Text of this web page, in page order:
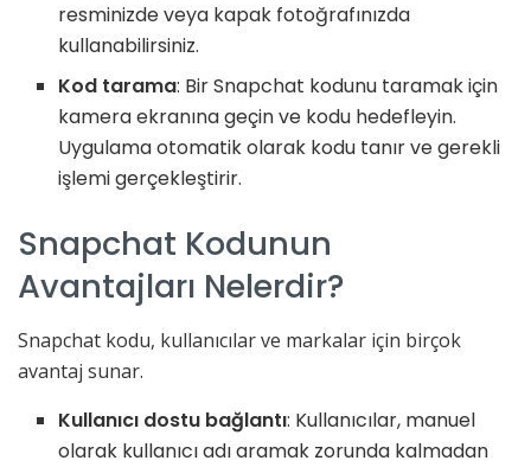
resminizde veya kapak fotoğrafınızda
kullanabilirsiniz.
Kod tarama: Bir Snapchat kodunu taramak için
kamera ekranına geçin ve kodu hedefleyin.
Uygulama otomatik olarak kodu tanır ve gerekli
işlemi gerçekleştirir.
Snapchat Kodunun
Avantajları Nelerdir?
Snapchat kodu, kullanıcılar ve markalar için birçok
avantaj sunar.
Kullanıcı dostu bağlantı: Kullanıcılar, manuel
olarak kullanıcı adı aramak zorunda kalmadan